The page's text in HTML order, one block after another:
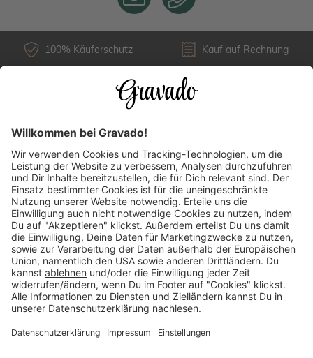
100% Käuferschutz Kauf auf Rechnung
Über uns
Versandarten
Länderauswahl
Zahlungsarten
Mehr Inspirationen finden: